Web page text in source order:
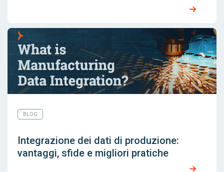
BLOG
Integrazione dei dati di produzione:
vantaggi, sfide e migliori pratiche